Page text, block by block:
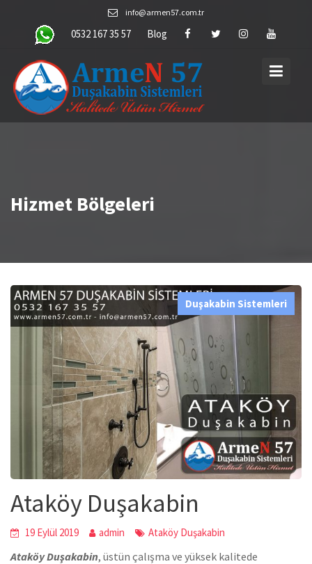
content
info@armen57.com.tr
0532 167 35 57 Blog
Hizmet Bölgeleri
Duşakabin Sistemleri
Ataköy Duşakabin
19 Eylül 2019 admin Ataköy Duşakabin
Ataköy Duşakabin, üstün çalışma ve yüksek kalitede